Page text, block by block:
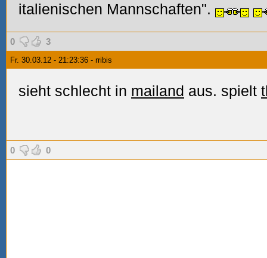
italienischen Mannschaften".
0 3
Fr. 30.03.12 - 21:23:36 - rribis
sieht schlecht in mailand aus. spielt
0 0